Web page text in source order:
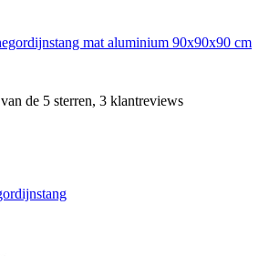
mat aluminium 90x90x90 cm
de 5 sterren, 3 klantreviews